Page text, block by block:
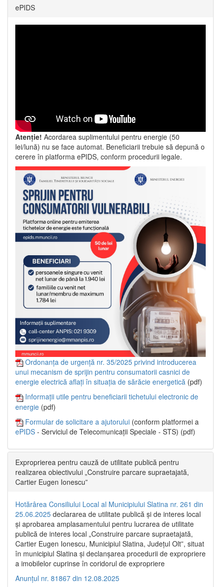
ePIDS
Atenție! Acordarea suplimentului pentru energie (50
lei/lună) nu se face automat. Beneficiarii trebuie să depună o
cerere în platforma ePIDS, conform procedurii legale.
Ordonanța de urgență nr. 35/2025 privind introducerea
unui mecanism de sprijin pentru consumatorii casnici de
energie electrică aflați în situația de sărăcie energetică (pdf)
Informații utile pentru beneficiarii tichetului electronic de
energie (pdf)
Formular de solicitare a ajutorului (conform platformei a
ePIDS - Serviciul de Telecomunicații Speciale - STS) (pdf)
Exproprierea pentru cauză de utilitate publică pentru
realizarea obiectivului „Construire parcare supraetajată,
Cartier Eugen Ionescu”
Hotărârea Consiliului Local al Municipiului Slatina nr. 261 din
25.06.2025 declararea de utilitate publică și de interes local
și aprobarea amplasamentului pentru lucrarea de utilitate
publică de interes local „Construire parcare supraetajată,
Cartier Eugen Ionescu, Municipiul Slatina, Județul Olt”, situat
în municipiul Slatina și declanșarea procedurii de expropriere
a imobilelor cuprinse în coridorul de expropriere
Anunțul nr. 81867 din 12.08.2025